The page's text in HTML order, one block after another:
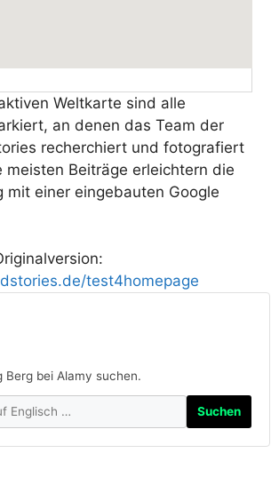
Weltkarte sind alle
an denen das Team der
recherchiert und fotografiert
meisten Beiträge erleichtern die
mit einer eingebauten Google
test4homepage
Berg bei Alamy suchen.
Suchen